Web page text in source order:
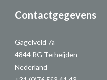
Contactgegevens
Gagelveld 7a
4844 RG Terheijden
Nederland